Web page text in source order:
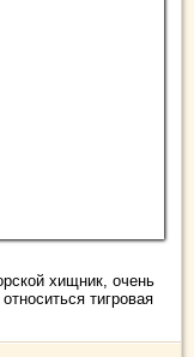
хищник, очень
тигровая